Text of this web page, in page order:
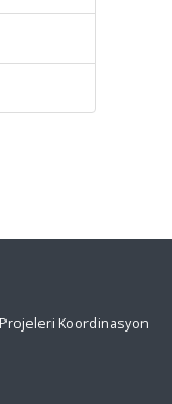
Koordinasyon